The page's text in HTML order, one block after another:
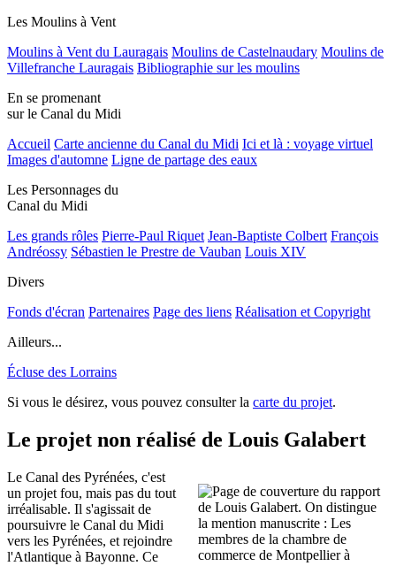
Les Moulins à Vent
Moulins à Vent du Lauragais Moulins de Castelnaudary Moulins de
Villefranche Lauragais Bibliographie sur les moulins
En se promenant
sur le Canal du Midi
Accueil Carte ancienne du Canal du Midi Ici et là : voyage virtuel
Images d'automne Ligne de partage des eaux
Les Personnages du
Canal du Midi
Les grands rôles Pierre-Paul Riquet Jean-Baptiste Colbert François
Andréossy Sébastien le Prestre de Vauban Louis XIV
Divers
Fonds d'écran Partenaires Page des liens Réalisation et Copyright
Ailleurs...
Écluse des Lorrains
Si vous le désirez, vous pouvez consulter la carte du projet.
Le projet non réalisé de Louis Galabert
Le Canal des Pyrénées, c'est
un projet fou, mais pas du tout
irréalisable. Il s'agissait de
poursuivre le Canal du Midi
vers les Pyrénées, et rejoindre
l'Atlantique à Bayonne. Ce